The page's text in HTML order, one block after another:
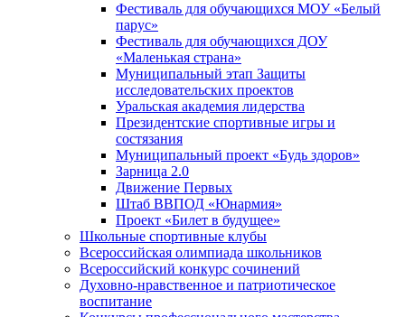
Фестиваль для обучающихся МОУ «Белый
парус»
Фестиваль для обучающихся ДОУ
«Маленькая страна»
Муниципальный этап Защиты
исследовательских проектов
Уральская академия лидерства
Президентские спортивные игры и
состязания
Муниципальный проект «Будь здоров»
Зарница 2.0
Движение Первых
Штаб ВВПОД «Юнармия»
Проект «Билет в будущее»
Школьные спортивные клубы
Всероссийская олимпиада школьников
Всероссийский конкурс сочинений
Духовно-нравственное и патриотическое
воспитание